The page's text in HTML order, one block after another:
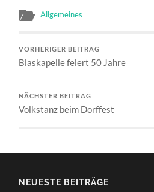
Allgemeines
VORHERIGER BEITRAG
Blaskapelle feiert 50 Jahre
NÄCHSTER BEITRAG
Volkstanz beim Dorffest
NEUESTE BEITRÄGE